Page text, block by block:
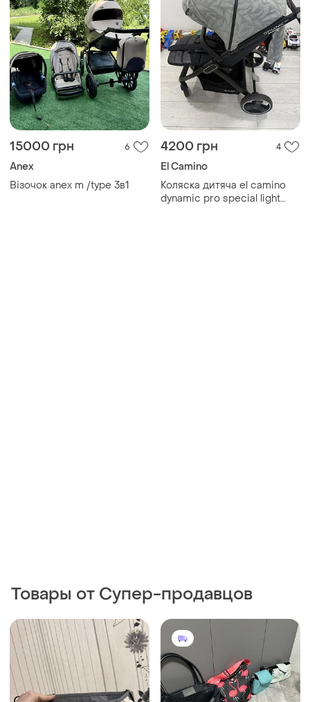
15000 грн 6
Anex
Візочок anex m /type 3в1
4200 грн 4
El Camino
Коляска дитяча el camino
dynamic pro special light
Товары от Супер-продавцов